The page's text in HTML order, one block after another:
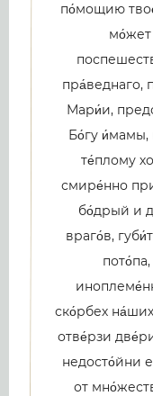
по́мощию
мо́жет
пра́веднаго,
Мари́и,
Бо́гу и́мамы,
те́плому
смире́нно
бо́дрый и
враго́в,
ско́рбех
отве́рзи
недосто́йни
от